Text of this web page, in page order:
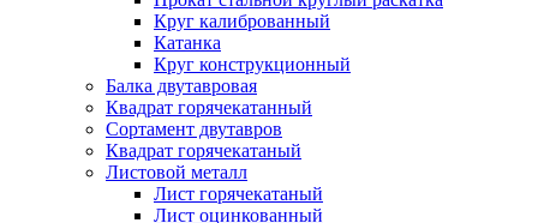
Круг калиброванный
Катанка
Круг конструкционный
Балка двутавровая
Квадрат горячекатанный
Сортамент двутавров
Квадрат горячекатаный
Листовой металл
Лист горячекатаный
Лист оцинкованный